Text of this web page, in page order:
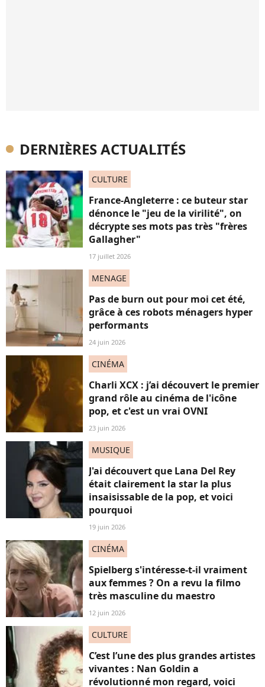
DERNIÈRES ACTUALITÉS
CULTURE
France-Angleterre : ce buteur star
dénonce le "jeu de la virilité", on
décrypte ses mots pas très "frères
Gallagher"
17 juillet 2026
MENAGE
Pas de burn out pour moi cet été,
grâce à ces robots ménagers hyper
performants
24 juin 2026
CINÉMA
Charli XCX : j’ai découvert le premier
grand rôle au cinéma de l'icône
pop, et c'est un vrai OVNI
23 juin 2026
MUSIQUE
J'ai découvert que Lana Del Rey
était clairement la star la plus
insaisissable de la pop, et voici
pourquoi
19 juin 2026
CINÉMA
Spielberg s'intéresse-t-il vraiment
aux femmes ? On a revu la filmo
très masculine du maestro
12 juin 2026
CULTURE
C’est l’une des plus grandes artistes
vivantes : Nan Goldin a
révolutionné mon regard, voici